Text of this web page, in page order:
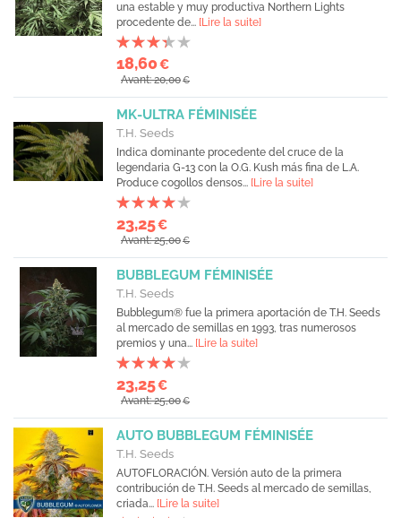
una estable y muy productiva Northern Lights
procedente de... [Lire la suite]
18,60€
Avant: 20,00€
MK-ULTRA FÉMINISÉE
T.H. Seeds
Indica dominante procedente del cruce de la
legendaria G-13 con la O.G. Kush más fina de L.A.
Produce cogollos densos... [Lire la suite]
23,25€
Avant: 25,00€
BUBBLEGUM FÉMINISÉE
T.H. Seeds
Bubblegum® fue la primera aportación de T.H. Seeds
al mercado de semillas en 1993, tras numerosos
premios y una... [Lire la suite]
23,25€
Avant: 25,00€
AUTO BUBBLEGUM FÉMINISÉE
T.H. Seeds
AUTOFLORACIÓN. Versión auto de la primera
contribución de T.H. Seeds al mercado de semillas,
criada... [Lire la suite]